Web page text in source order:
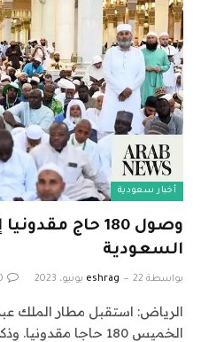
أخبار سعودية
وصول 180 حاج
السعودية
بواسطة eshrag 22 يونيو، 2023
الرياض: استقبل مطار الملك
الخميس 180 حاجا